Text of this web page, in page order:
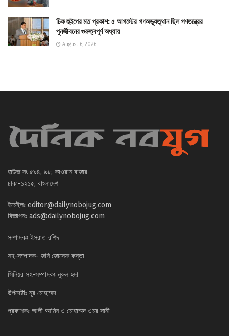
চিফ হুইপের মত প্রকাশ: ৫ আগস্টের গণঅভ্যুত্থান ছিল গণতন্ত্রের
পুনর্জীবনের গুরুত্বপূর্ণ অধ্যায়
August 6, 2026
হাউজ নং ৫৯৪, ৯৮, কাওরান বাজার
ঢাকা-১২১৫, বাংলাদেশ
ইমেইলঃ editor@dailynobojug.com
বিজ্ঞাপনঃ ads@dailynobojug.com
সম্পাদকঃ ইসরাত রশিদ
সহ-সম্পাদক- জনি জোসেফ কস্তা
সিনিয়র সহ-সম্পাদকঃ নুরুল হুদা
উপদেষ্টাঃ নূর মোহাম্মদ
প্রকাশকঃ আলী আমিন ও মোহাম্মদ ওমর সানী